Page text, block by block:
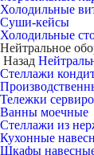
Холодильные
Суши-кейсы
Холодильные
Нейтральное
Назад
Стеллажи
Тележки
Ванны моечные
Стеллажи из
Кухонные
Шкафы